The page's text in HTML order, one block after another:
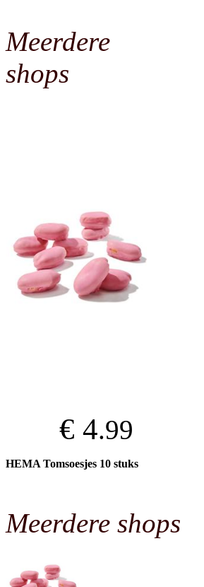
Meerdere
shops
€ 4.99
HEMA Tomsoesjes 10 stuks
Meerdere shops